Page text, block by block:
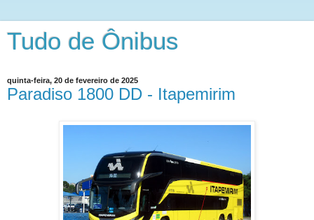
Tudo de Ônibus
quinta-feira, 20 de fevereiro de 2025
Paradiso 1800 DD - Itapemirim